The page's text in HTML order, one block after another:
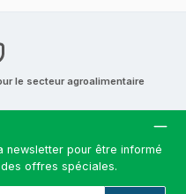
le secteur agroalimentaire
newsletter pour être informé
offres spéciales.